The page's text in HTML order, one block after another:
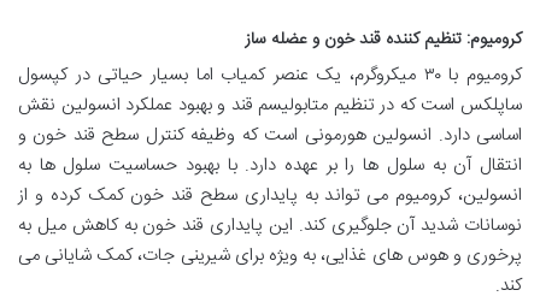
کرومیوم: تنظیم کننده قند خون و عضله ساز
کرومیوم با ۳۰ میکروگرم، یک عنصر کمیاب اما بسیار حیاتی در کپسول
ساپلکس است که در تنظیم متابولیسم قند و بهبود عملکرد انسولین نقش
اساسی دارد. انسولین هورمونی است که وظیفه کنترل سطح قند خون و
انتقال آن به سلول ها را بر عهده دارد. با بهبود حساسیت سلول ها به
انسولین، کرومیوم می تواند به پایداری سطح قند خون کمک کرده و از
نوسانات شدید آن جلوگیری کند. این پایداری قند خون به کاهش میل به
پرخوری و هوس های غذایی، به ویژه برای شیرینی جات، کمک شایانی می
کند.